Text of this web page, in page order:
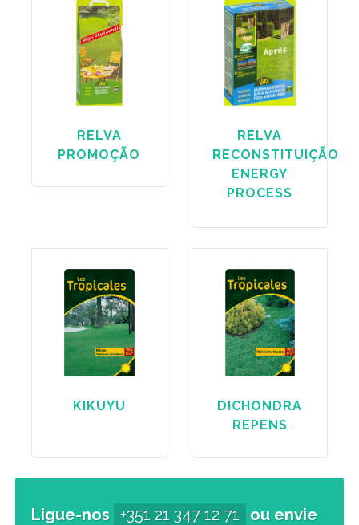
RELVA
PROMOÇÃO
RELVA
RECONSTITUIÇÃO
ENERGY
PROCESS
KIKUYU
DICHONDRA
REPENS
Ligue-nos +351 21 347 12 71
ou envie